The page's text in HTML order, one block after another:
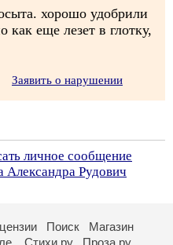
хорошо удобрили
как еще лезет в глотку,
Заявить о нарушении
личное сообщение
Александра Рудович
Поиск
Магазин
Стихи.ру Проза.ру